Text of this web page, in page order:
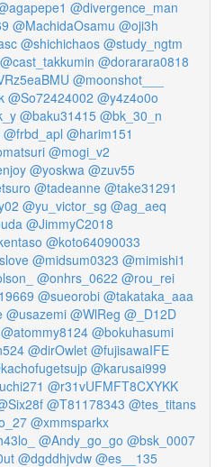
@divergence_man
@MachidaOsamu @oji3h
@shichichaos @study_ngtm
@cast_takkumin @dorarara0818
@moonshot___
@So72424002 @y4z4o0o
@baku31415 @bk_30_n
@frbd_apl @harim151
@mogi_v2
@yoskwa @zuv55
@tadeanne @take31291
@yu_victor_sg @ag_aeq
@JimmyC2018
@koto64090033
@midsum0323 @mimishi1
@onhrs_0622 @rou_rei
@sueorobi @takataka_aaa
@usazemi @WlReg @_D12D
@atommy8124 @bokuhasumi
@dirOwlet @fujisawaIFE
@karusai999
@r31vUFMFT8CXYKK
@T81178343 @tes_titans
@xmmsparkx
@Andy_go_go @bsk_0007
@dgddhjvdw @es__135